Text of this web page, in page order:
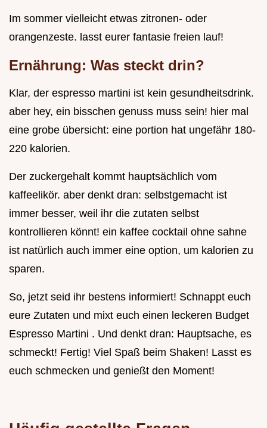
Im sommer vielleicht etwas zitronen- oder
orangenzeste. lasst eurer fantasie freien lauf!
Ernährung: Was steckt drin?
Klar, der espresso martini ist kein gesundheitsdrink.
aber hey, ein bisschen genuss muss sein! hier mal
eine grobe übersicht: eine portion hat ungefähr 180-
220 kalorien.
Der zuckergehalt kommt hauptsächlich vom
kaffeelikör. aber denkt dran: selbstgemacht ist
immer besser, weil ihr die zutaten selbst
kontrollieren könnt! ein kaffee cocktail ohne sahne
ist natürlich auch immer eine option, um kalorien zu
sparen.
So, jetzt seid ihr bestens informiert! Schnappt euch
eure Zutaten und mixt euch einen leckeren Budget
Espresso Martini . Und denkt dran: Hauptsache, es
schmeckt! Fertig! Viel Spaß beim Shaken! Lasst es
euch schmecken und genießt den Moment!